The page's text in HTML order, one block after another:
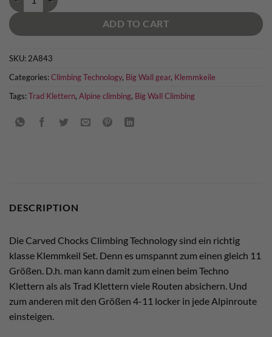
ADD TO CART
SKU: 2A843
Categories:Climbing Technology, Big Wall gear, Klemmkeile
Tags:Trad Klettern, Alpine climbing, Big Wall Climbing
DESCRIPTION
Die Carved Chocks Climbing Technology sind ein richtig
klasse Klemmkeil Set. Denn es umspannt zum einen gleich 11
Größen. D.h. man kann damit zum einen beim Techno
Klettern als als Trad Klettern viele Routen absichern. Und
zum anderen mit den Größen 4-11 locker in jede Alpinroute
einsteigen.